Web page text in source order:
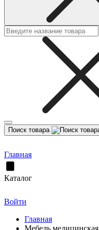
Поиск товара
Главная
Каталог
Войти
Главная
Мебель медицинская